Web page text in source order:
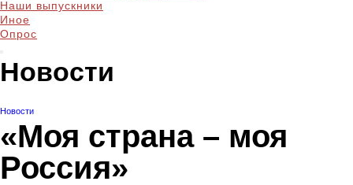
Наши выпускники
Иное
Опрос
Новости
Новости
«Моя страна – моя
Россия»